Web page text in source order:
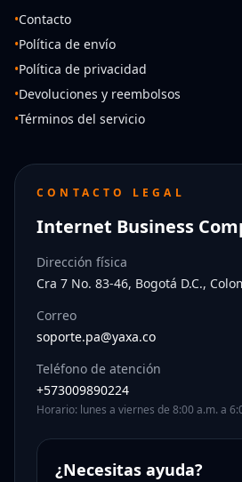
•Contacto
•Política de envío
•Política de privacidad
•Devoluciones y reembolsos
•Términos del servicio
CONTACTO LEGAL
Internet Business
Dirección física
Cra 7 No. 83-46, Bogotá D.C.,
Correo
soporte.pa@yaxa.co
Teléfono de atención
+573009890224
Horario: lunes a viernes de 8:00 a.m. a
¿Necesitas ayuda?